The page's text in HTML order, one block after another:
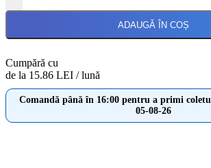
ADAUGĂ ÎN COȘ
Cumpără cu
de la 15.86 LEI / lună
Comandă până în 16:00 pentru a primi
05-08-26